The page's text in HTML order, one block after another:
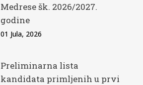
Medrese šk. 2026/2027.
godine
01 Jula, 2026
Preliminarna lista
kandidata primljenih u prvi